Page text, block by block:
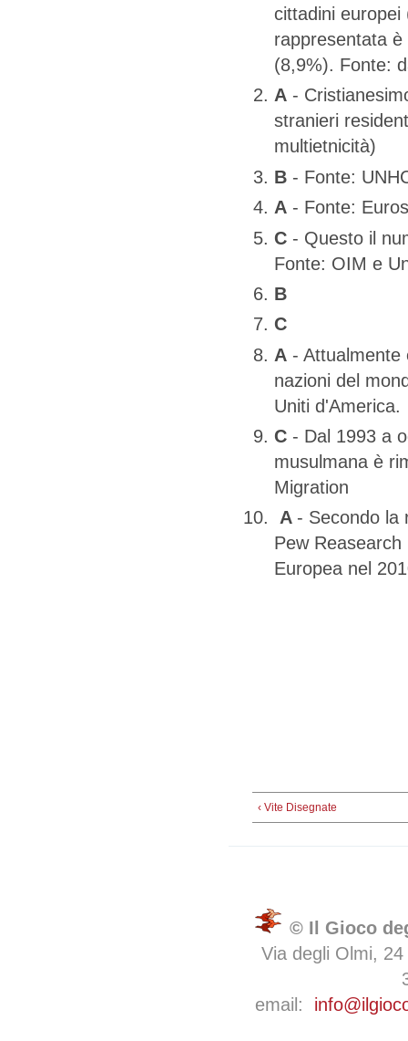
cittadini
rappresentata
(8,9%). Fonte:
A -
stranieri
multietnicità)
B - Fonte:
A - Fonte:
C - Questo il
Fonte: OIM e
B
C
A - Attualmente
nazioni del
Uniti d'America.
C - Dal 1993 a
musulmana è
Migration
A - Secondo la
Pew Reasearch
Europea nel
‹ Vite Disegnate
© Il Gioco
Via degli Olmi,
email: